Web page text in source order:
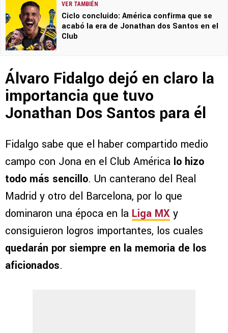
VER TAMBIÉN
Ciclo concluido: América confirma que se
acabó la era de Jonathan dos Santos en el
Club
Álvaro Fidalgo dejó en claro la
importancia que tuvo
Jonathan Dos Santos para él
Fidalgo sabe que el haber compartido medio
campo con Jona en el Club América lo hizo
todo más sencillo. Un canterano del Real
Madrid y otro del Barcelona, por lo que
dominaron una época en la Liga MX y
consiguieron logros importantes, los cuales
quedarán por siempre en la memoria de los
aficionados.